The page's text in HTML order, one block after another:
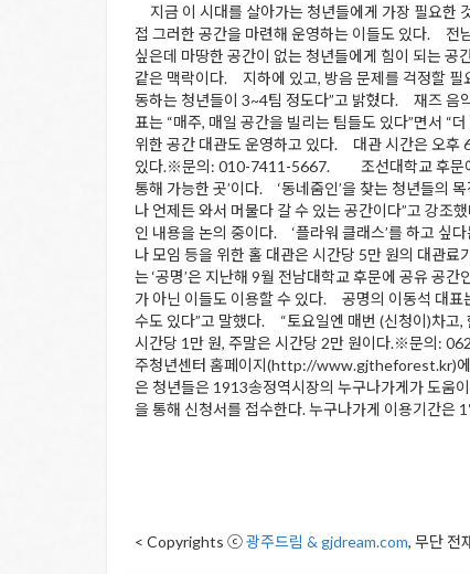
지금 이 시대를 살아가는 청년들에게 가장 필요한
접 그러한 공간을 마련해 운영하는 이들도 있다. 전
싶은데 마땅한 공간이 없는 청년들에게 힘이 되는 공
같은 맥락이다. 지하에 있고, 방음 문제를 걱정할 필
동하는 청년들이 3~4팀 정도다”고 밝혔다. 재즈 음
표는 “매주, 매일 공간을 빌리는 팀들도 있다”면서 “
위한 공간 대관도 운영하고 있다. 대관 시간은 오
있다.※문의: 010-7411-5667. 조선대학교 후문에
통해 가능한 곳’이다. ‘동네줌인’을 찾는 청년들의
나 언제든 와서 머물다 갈 수 있는 공간이다”고 강조
인 내용을 논의 중이다. ‘플라워 클래스’를 하고 싶
나 모임 등을 위한 홀 대관은 시간당 5만 원의 대
는 ‘공명’은 지난해 9월 전남대학교 후문에 공유 공
가 아닌 이들도 이용할 수 있다. 공명의 이동석 대표
수도 있다”고 말했다. “토요일엔 매번 (신청이)차고
시간당 1만 원, 주말은 시간당 2만 원이다.※문의:
주청년센터 홈페이지(http://www.gjtheforest.kr)에
은 청년들은 1913송정역시장의 누구나가게가 도움
을 통해 신청서를 접수한다. 누구나가게 이용기간은
< Copyrights ⓒ광주드림 & gjdream.com, 무단 전